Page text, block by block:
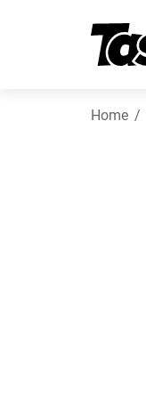
Home